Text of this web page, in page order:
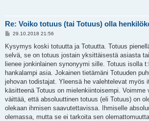
Re: Voiko totuus (tai Totuus) olla
V
e
s
t
i
29.10.2018 21:56
Kysymys koski totuutta ja Totuutta. Totuus
selvä, se on totuus jostain yksittäisestä asiasta
lienee jonkinlainen synonyymi sille. Totuus isolla
hankalampi asia. Jokainen tietämäni Totuuden
jehovan todistajat. Yleensä he valehtelevat myös
käsitteenä Totuus on mielenkiintoisempi. Voimme
väittää, että absoluuttinen totuus (eli Totuus) on
olekaan ihmisen saavutettavissa. Ihmiselle
olemassa, mutta se ei tarkoita sen olemattomuutta.